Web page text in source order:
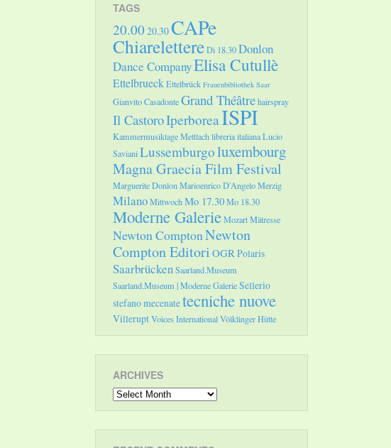
TAGS
20.00 20.30CAPe
ChiarelettereDi 18.30Donlon
Dance CompanyElisa Cutullè
EttelbrueckEttelbrück Frauenbibliothek Saar
Gianvito CasadonteGrand Théâtrehairspray
Il CastoroIperboreaISPI
Kammermusiktage Mettlachlibreria italianaLucio
SavianiLussemburgoluxembourg
Magna Graecia Film Festival
Marguerite DonlonMarioenrico D'AngeloMerzig
MilanoMittwochMo 17.30Mo 18.30
Moderne GalerieMozartMätresse
Newton ComptonNewton
Compton Editori OGRPolaris
SaarbrückenSaarland.Museum
Saarland.Museum | Moderne GalerieSellerio
stefano mecenatetecniche nuove
VilleruptVoices InternationalVölklinger Hütte
ARCHIVES
Archives